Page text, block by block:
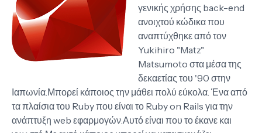
γενικής χρήσης back-end
ανοιχτού κώδικα που
αναπτύχθηκε από τον
Yukihiro "Matz"
Matsumoto στα μέσα της
δεκαετίας του '90 στην
Ιαπωνία.Μπορεί κάποιος την μάθει πολύ εύκολα. Ένα από
τα πλαίσια του Ruby που είναι το Ruby on Rails για την
ανάπτυξη web εφαρμογών.Αυτό είναι που το έκανε και